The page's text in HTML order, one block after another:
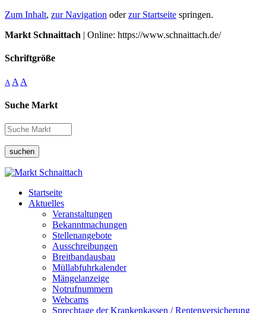
Zum Inhalt, zur Navigation oderzur Startseite springen.
Markt Schnaittach | Online: https://www.schnaittach.de/
Schriftgröße
A A A
Suche Markt
suchen
Startseite
Aktuelles
Veranstaltungen
Bekanntmachungen
Stellenangebote
Ausschreibungen
Breitbandausbau
Müllabfuhrkalender
Mängelanzeige
Notrufnummern
Webcams
Sprechtage der Krankenkassen / Rentenversicherung